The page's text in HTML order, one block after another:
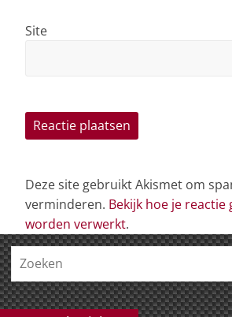
Site
Deze site gebruikt Akismet om
verminderen. Bekijk hoe je reactie
worden verwerkt.